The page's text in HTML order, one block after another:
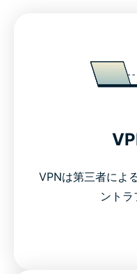
VPNは第三者によ
ント